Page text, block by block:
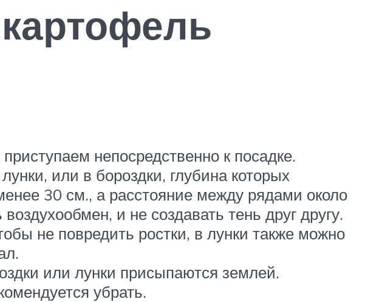
непосредственно к посадке.
или в бороздки, глубина которых
30 см., а расстояние между рядами около
и не создавать тень друг другу.
не повредить ростки, в лунки также можно
или лунки присыпаются землей.
убрать.